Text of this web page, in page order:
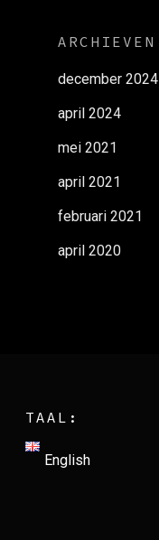
ARCHIEVEN
december 2024
april 2024
mei 2021
april 2021
februari 2021
april 2020
TAAL:
English